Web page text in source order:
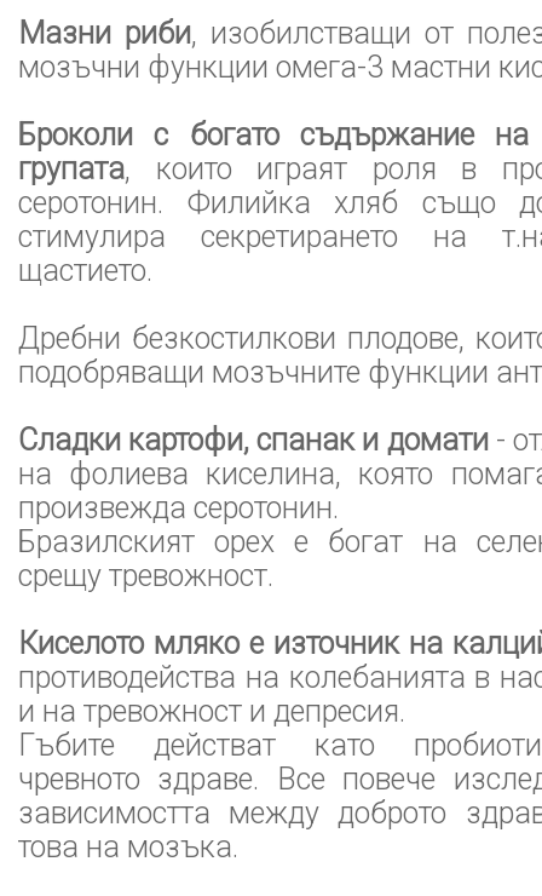
Мазни риби, изобилстващи от
мозъчни функции омега-3 мастни
Броколи с богато съдържание
групата, които играят роля в
серотонин. Филийка хляб също
стимулира секретирането на
щастието.
Дребни безкостилкови плодове,
подобряващи мозъчните функции
Сладки картофи, спанак и домати-
на фолиева киселина, която
произвежда серотонин.
Бразилският орех е богат на
срещу тревожност.
Киселото мляко е източник на
противодейства на колебанията в
и на тревожност и депресия.
Гъбите действат като
чревното здраве. Все повече
зависимостта между доброто
това на мозъка.